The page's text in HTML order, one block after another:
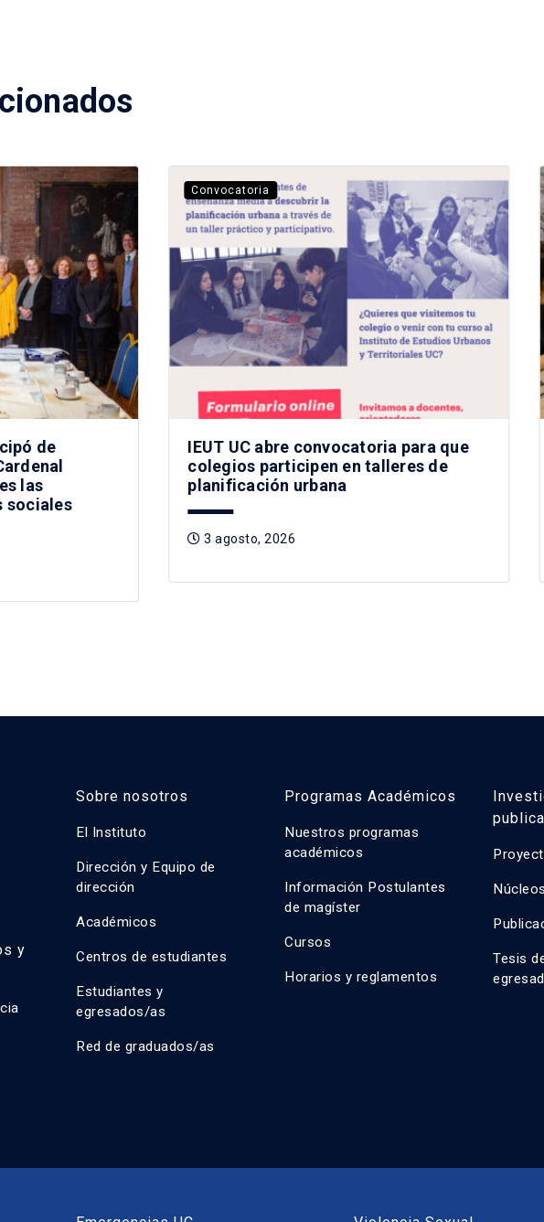
de
las
sociales
Convocatoria
IEUT UC abre convocatoria para que
colegios participen en talleres de
planificación urbana
3 agosto, 2026
y
Sobre nosotros
El Instituto
Dirección y Equipo de
dirección
Académicos
Centros de estudiantes
Estudiantes y
egresados/as
Red de graduados/as
Programas Académicos
Nuestros programas
académicos
Información Postulantes
de magíster
Cursos
Horarios y reglamentos
Tesis